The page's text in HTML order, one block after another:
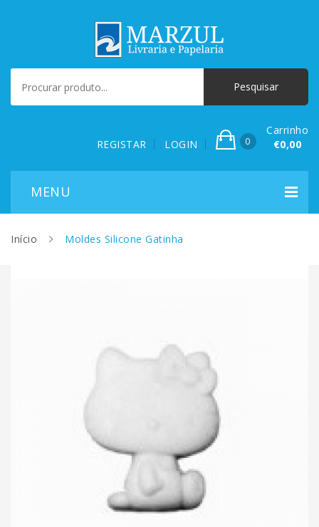
REGISTAR LOGIN 0
Carrinho
€0,00
Início Moldes Silicone Gatinha